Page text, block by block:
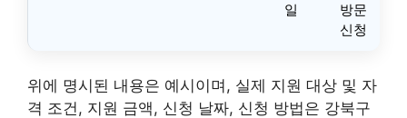
일
방문
신청
위에 명시된 내용은 예시이며, 실제 지원 대상 및 자
격 조건, 지원 금액, 신청 날짜, 신청 방법은 강북구